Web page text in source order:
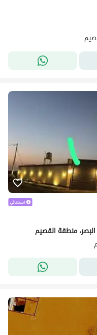
منطقة القصيم